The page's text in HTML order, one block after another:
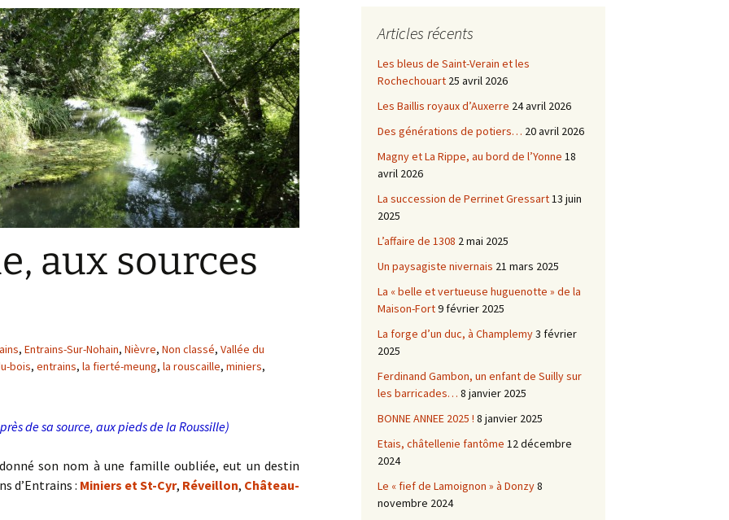
Baronnie de Saint-Verain
Comté d’Auxerre
Comté de Gien
Seigneurie de Courtenay
Comté de Sancerre
Châtellenie d’Etais
Châtellenies de Corvol et
Billy
Châtellenie de Chatel-
Bargis
Châtellenie de Saint-
Verain
Seigneuries voisines du
Donziais
aux sources
, Entrains-Sur-Nohain, Nièvre, Non classé, Vallée du
bois, entrains, la fierté-meung, la rouscaille, miniers,
de sa source, aux pieds de la Roussille)
son nom à une famille oubliée, eut un destin
d’Entrains : Miniers et St-Cyr, Réveillon, Château-
Articles récents
Les bleus de Saint-Verain et les
Rochechouart 25 avril 2026
Les Baillis royaux d’Auxerre 24 avril 2026
Des générations de potiers… 20 avril 2026
Magny et La Rippe, au bord de l’Yonne 18
avril 2026
La succession de Perrinet Gressart13 juin
2025
L’affaire de 1308 2 mai 2025
Un paysagiste nivernais 21 mars 2025
La « belle et vertueuse huguenotte » de la
Maison-Fort9 février 2025
La forge d’un duc, à Champlemy3 février
2025
Ferdinand Gambon, un enfant de Suilly sur
les barricades… 8 janvier 2025
BONNE ANNEE 2025 ! 8 janvier 2025
Etais, châtellenie fantôme 12 décembre
2024
Le « fief de Lamoignon » à Donzy8
novembre 2024